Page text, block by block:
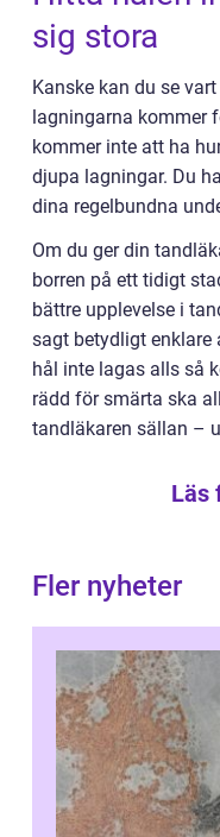
sig stora
Kanske kan du se
lagningarna kommer
kommer inte att ha
djupa lagningar. Du
dina regelbundna
Om du ger din
borren på ett tidigt
bättre upplevelse i
sagt betydligt enklare
hål inte lagas alls så
rädd för smärta ska
tandläkaren sällan –
Läs
Fler nyheter